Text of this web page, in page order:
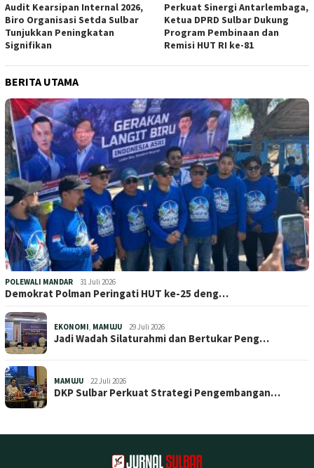
Audit Kearsipan Internal 2026,
Biro Organisasi Setda Sulbar
Tunjukkan Peningkatan
Signifikan
Perkuat Sinergi Antarlembaga,
Ketua DPRD Sulbar Dukung
Program Pembinaan dan
Remisi HUT RI ke-81
BERITA UTAMA
POLEWALI MANDAR 31 Juli 2026
Demokrat Polman Peringati HUT ke-25 deng…
EKONOMI, MAMUJU 29 Juli 2026
Jadi Wadah Silaturahmi dan Bertukar Peng…
MAMUJU 22 Juli 2026
DKP Sulbar Perkuat Strategi Pengembangan…